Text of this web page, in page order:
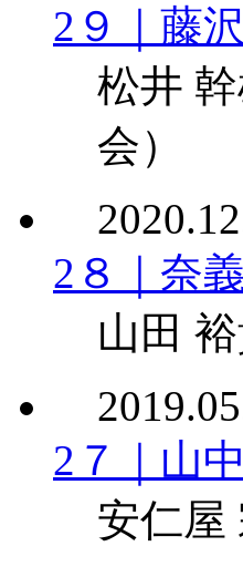
2９｜藤
松井
会）
2８｜奈
山田
2７｜山
安仁屋